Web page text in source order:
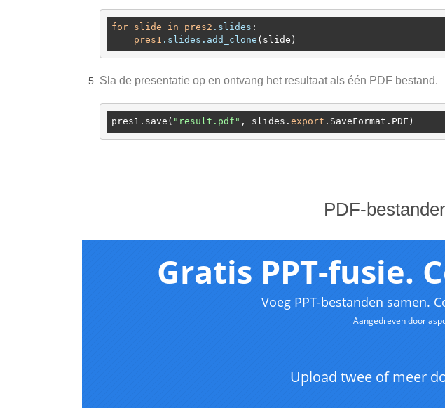
for slide in pres2 .slides :
pres1 .slides .add_clone
Sla de presentatie op en ontvang het resultaat als één PDF bestand.
pres1.save( "result.pdf" , slides. export
PDF-